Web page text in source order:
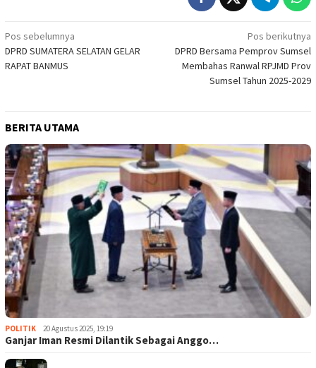
Navigasi
pos
Pos sebelumnya
DPRD SUMATERA SELATAN GELAR
RAPAT BANMUS
Pos berikutnya
DPRD Bersama Pemprov Sumsel
Membahas Ranwal RPJMD Prov
Sumsel Tahun 2025-2029
BERITA UTAMA
POLITIK 20 Agustus 2025, 19:19
Ganjar Iman Resmi Dilantik Sebagai Anggo…